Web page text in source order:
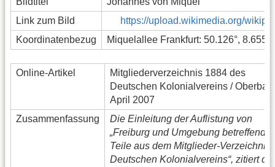
Link zum Bild
https://upload.wikimedia.org/
Koordinatenbezug
Miquelallee Frankfurt: 50.126°, 8.655°
Online-Artikel
Mitgliederverzeichnis 1884 des
Deutschen Kolonialvereins /
April 2007
Zusammenfassung
Die Einleitung der Auflistung von
„Freiburg und Umgebung betreffende
Teile aus dem Mitglieder-Verzeichnis
Deutschen Kolonialvereins“, zitiert die